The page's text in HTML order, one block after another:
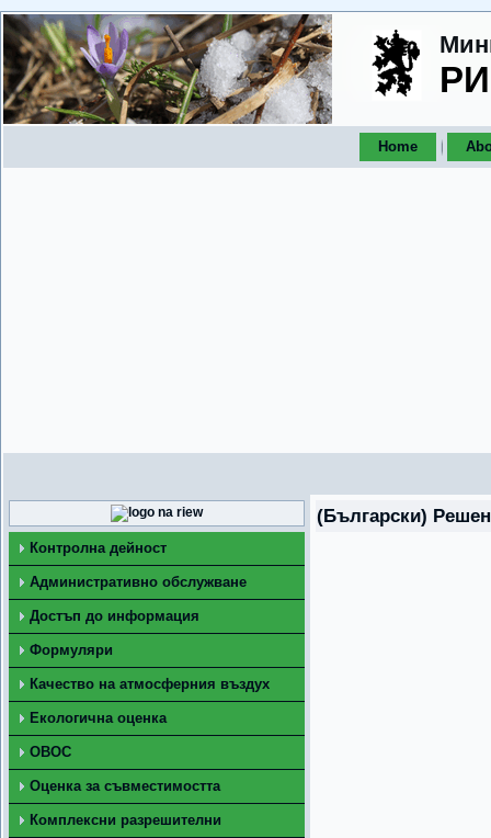
Home
Контролна дейност
Административно обслужване
Достъп до информация
Формуляри
Качество на атмосферния въздух
Екологична оценка
ОВОС
Оценка за съвместимостта
Комплексни разрешителни
(Български)